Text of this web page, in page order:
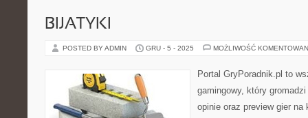
BIJATYKI
POSTED BY ADMIN GRU - 5 - 2025 MOŻLIWOŚĆ
Portal GryPoradnik.pl to
gamingowy, który
opinie oraz preview gier na